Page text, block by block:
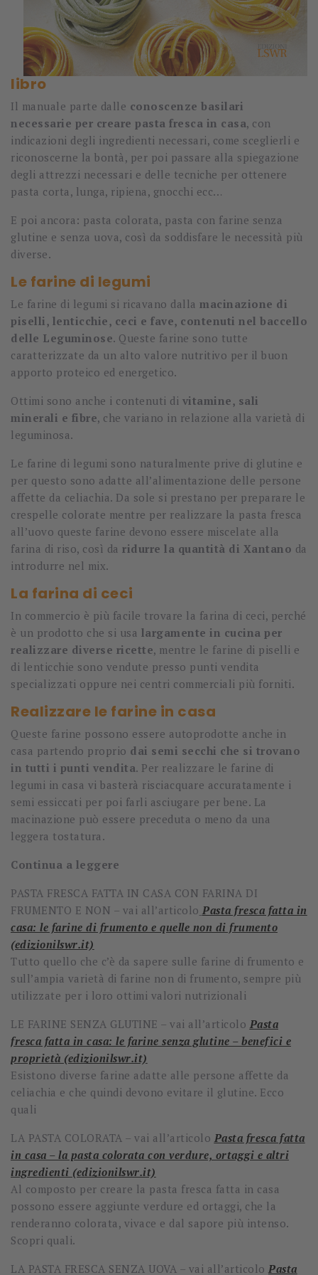
libro
Il manuale parte dalle conoscenze basilari
necessarie per creare pasta fresca in casa, con
indicazioni degli ingredienti necessari, come sceglierli e
riconoscerne la bontà, per poi passare alla spiegazione
degli attrezzi necessari e delle tecniche per ottenere
pasta corta, lunga, ripiena, gnocchi ecc…
E poi ancora: pasta colorata, pasta con farine senza
glutine e senza uova, così da soddisfare le necessità più
diverse.
Le farine di legumi
Le farine di legumi si ricavano dalla macinazione di
piselli, lenticchie, ceci e fave, contenuti nel baccello
delle Leguminose. Queste farine sono tutte
caratterizzate da un alto valore nutritivo per il buon
apporto proteico ed energetico.
Ottimi sono anche i contenuti di vitamine, sali
minerali e fibre, che variano in relazione alla varietà di
leguminosa.
Le farine di legumi sono naturalmente prive di glutine e
per questo sono adatte all’alimentazione delle persone
affette da celiachia. Da sole si prestano per preparare le
crespelle colorate mentre per realizzare la pasta fresca
all’uovo queste farine devono essere miscelate alla
farina di riso, così da ridurre la quantità di Xantano da
introdurre nel mix.
La farina di ceci
In commercio è più facile trovare la farina di ceci, perché
è un prodotto che si usa largamente in cucina per
realizzare diverse ricette, mentre le farine di piselli e
di lenticchie sono vendute presso punti vendita
specializzati oppure nei centri commerciali più forniti.
Realizzare le farine in casa
Queste farine possono essere autoprodotte anche in
casa partendo proprio dai semi secchi che si trovano
in tutti i punti vendita. Per realizzare le farine di
legumi in casa vi basterà risciacquare accuratamente i
semi essiccati per poi farli asciugare per bene. La
macinazione può essere preceduta o meno da una
leggera tostatura.
Continua a leggere
PASTA FRESCA FATTA IN CASA CON FARINA DI
FRUMENTO E NON – vai all’articolo Pasta fresca fatta in
casa: le farine di frumento e quelle non di frumento
(edizionilswr.it)
Tutto quello che c’è da sapere sulle farine di frumento e
sull’ampia varietà di farine non di frumento, sempre più
utilizzate per i loro ottimi valori nutrizionali
LE FARINE SENZA GLUTINE – vai all’articolo Pasta
fresca fatta in casa: le farine senza glutine – benefici e
proprietà (edizionilswr.it)
Esistono diverse farine adatte alle persone affette da
celiachia e che quindi devono evitare il glutine. Ecco
quali
LA PASTA COLORATA – vai all’articolo Pasta fresca fatta
in casa – la pasta colorata con verdure, ortaggi e altri
ingredienti (edizionilswr.it)
Al composto per creare la pasta fresca fatta in casa
possono essere aggiunte verdure ed ortaggi, che la
renderanno colorata, vivace e dal sapore più intenso.
Scopri quali.
LA PASTA FRESCA SENZA UOVA – vai all’articolo Pasta